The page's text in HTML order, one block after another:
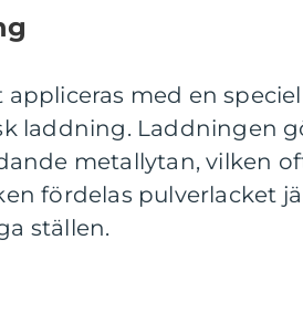
appliceras med en
laddning. Laddningen
metallytan, vilken
fördelas pulverlacket
ställen.